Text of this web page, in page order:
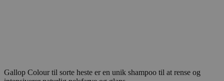
Gallop Colour til sorte heste er en unik shampoo til at rense og